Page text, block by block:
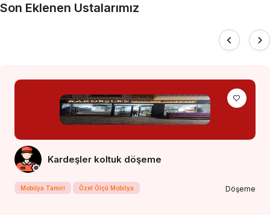
Son Eklenen Ustalarımız
Kardeşler koltuk döşeme
Mobilya Tamiri Özel Ölçü Mobilya Döşeme